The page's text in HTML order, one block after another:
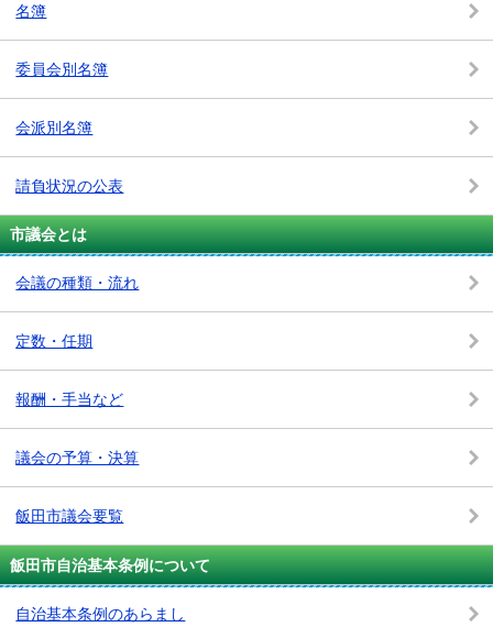
名簿
委員会別名簿
会派別名簿
請負状況の公表
市議会とは
会議の種類・流れ
定数・任期
報酬・手当など
議会の予算・決算
飯田市議会要覧
飯田市自治基本条例について
自治基本条例のあらまし